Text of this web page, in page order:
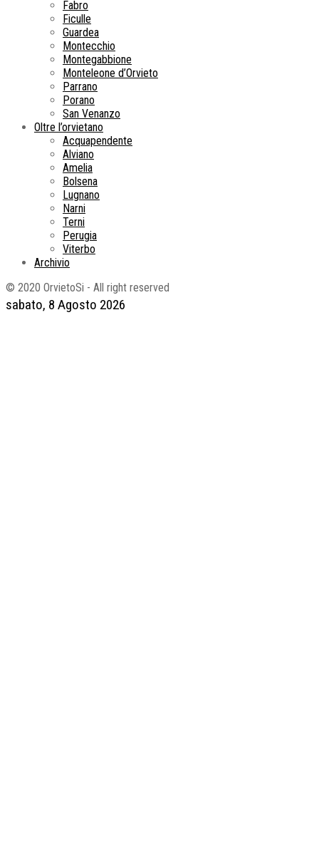
sabato, 8 Agosto 2026
Fabro
Ficulle
Guardea
Montecchio
Montegabbione
Monteleone d’Orvieto
Parrano
Porano
San Venanzo
Oltre l’orvietano
Acquapendente
Alviano
Amelia
Bolsena
Lugnano
Narni
Terni
Perugia
Viterbo
Archivio
© 2020 OrvietoSi - All right reserved